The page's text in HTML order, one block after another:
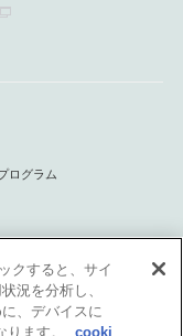
ログラム
クすると、サイ
況を分析し、
、デバイスに
ります。
cooki